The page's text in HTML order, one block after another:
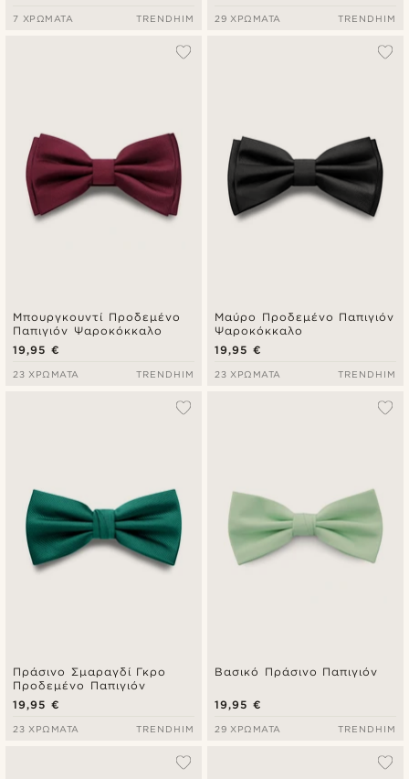
7 ΧΡΏΜΑΤΑ TRENDHIM 29 ΧΡΏΜΑΤΑ TRENDHIM
Μπουργκουντί Προδεμένο
Παπιγιόν Ψαροκόκκαλο
19,95 €
23 ΧΡΏΜΑΤΑ TRENDHIM
Μαύρο Προδεμένο Παπιγιόν
Ψαροκόκκαλο
19,95 €
23 ΧΡΏΜΑΤΑ TRENDHIM
Πράσινο Σμαραγδί Γκρο
Προδεμένο Παπιγιόν
19,95 €
23 ΧΡΏΜΑΤΑ TRENDHIM
Βασικό Πράσινο Παπιγιόν
19,95 €
29 ΧΡΏΜΑΤΑ TRENDHIM